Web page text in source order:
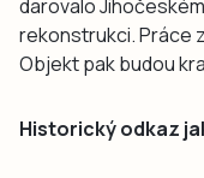
darovalo
rekonstrukci. Práce
Objekt pak budou
Historický odkaz